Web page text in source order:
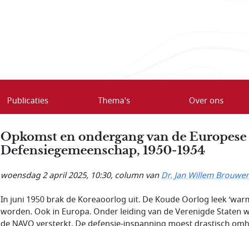
Publicaties Thema's Over ons
Opkomst en ondergang van de Europese
Defensie­gemeen­schap, 1950-1954
woensdag 2 april 2025, 10:30, column vanDr. Jan Willem Brouwer
In juni 1950 brak de Koreaoorlog uit. De Koude Oorlog leek
worden. Ook in Europa. Onder leiding van de Verenigde Staten